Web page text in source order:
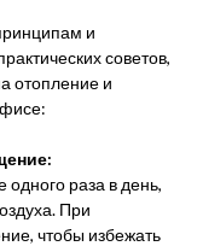
и
советов,
отопление и
раза в день,
При
чтобы избежать